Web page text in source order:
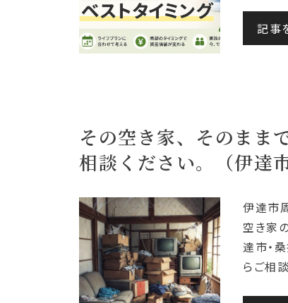
記事
その空き家、そのまま
相談ください。（伊達
伊達市
空き家
達市・
らご相